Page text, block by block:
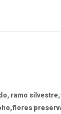
ramo